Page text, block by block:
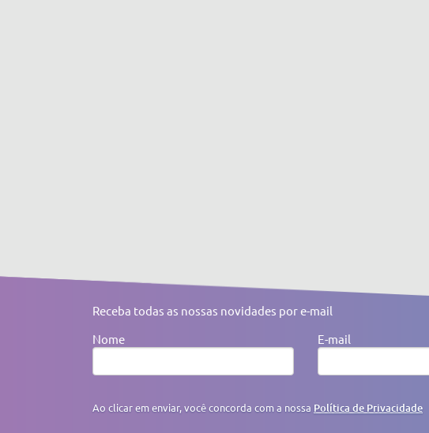
Receba todas as nossas novidades por e-mail
Nome
E-mail
Ao clicar em enviar, você concorda com a nossa Política de Privacidade